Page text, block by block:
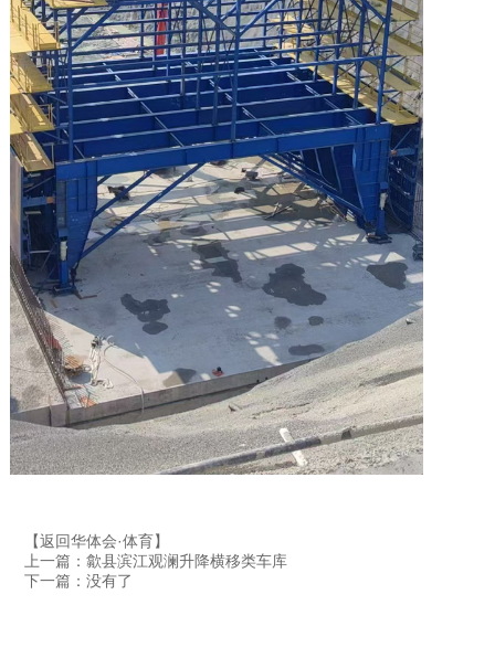
【返回华体会·体育】
上一篇：歙县滨江观澜升降横移类车库
下一篇：没有了